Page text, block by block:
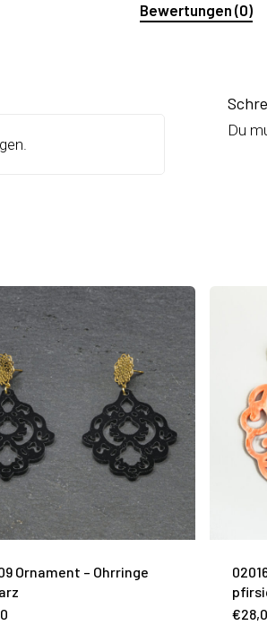
Bewertungen (0)
Du
Ornament – Ohrringe
€